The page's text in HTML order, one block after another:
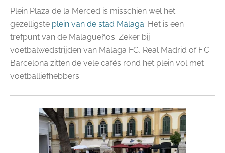
Plein Plaza de la Merced is misschien wel het
gezelligste plein van de stad Málaga. Het is een
trefpunt van de Malagueños. Zeker bij
voetbalwedstrijden van Málaga FC, Real Madrid of F.C.
Barcelona zitten de vele cafés rond het plein vol met
voetballiefhebbers.